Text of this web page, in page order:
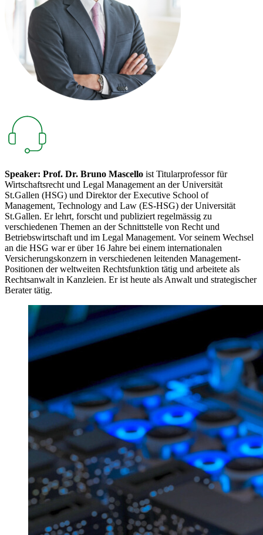
Speaker: Prof. Dr. Bruno Mascello ist Titularprofessor für
Wirtschaftsrecht und Legal Management an der Universität
St.Gallen (HSG) und Direktor der Executive School of
Management, Technology and Law (ES-HSG) der Universität
St.Gallen. Er lehrt, forscht und publiziert regelmässig zu
verschiedenen Themen an der Schnittstelle von Recht und
Betriebswirtschaft und im Legal Management. Vor seinem Wechsel
an die HSG war er über 16 Jahre bei einem internationalen
Versicherungskonzern in verschiedenen leitenden Management-
Positionen der weltweiten Rechtsfunktion tätig und arbeitete als
Rechtsanwalt in Kanzleien. Er ist heute als Anwalt und strategischer
Berater tätig.